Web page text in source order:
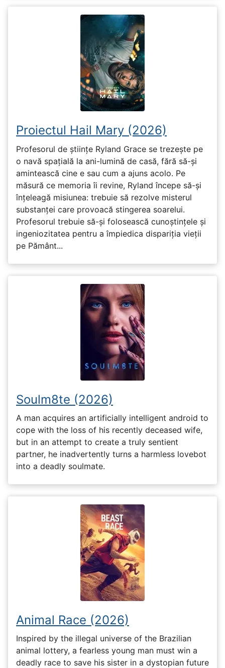
Proiectul Hail Mary (2026)
Profesorul de științe Ryland Grace se trezește pe
o navă spațială la ani-lumină de casă, fără să-și
amintească cine e sau cum a ajuns acolo. Pe
măsură ce memoria îi revine, Ryland începe să-și
înțeleagă misiunea: trebuie să rezolve misterul
substanței care provoacă stingerea soarelui.
Profesorul trebuie să-și folosească cunoștințele și
ingeniozitatea pentru a împiedica dispariția vieții
pe Pământ...
Soulm8te (2026)
A man acquires an artificially intelligent android to
cope with the loss of his recently deceased wife,
but in an attempt to create a truly sentient
partner, he inadvertently turns a harmless lovebot
into a deadly soulmate.
Animal Race (2026)
Inspired by the illegal universe of the Brazilian
animal lottery, a fearless young man must win a
deadly race to save his sister in a dystopian future